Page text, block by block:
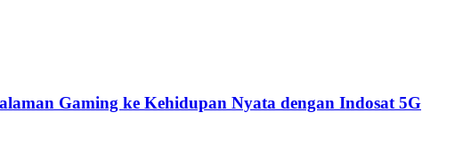
Gaming ke Kehidupan Nyata dengan Indosat 5G